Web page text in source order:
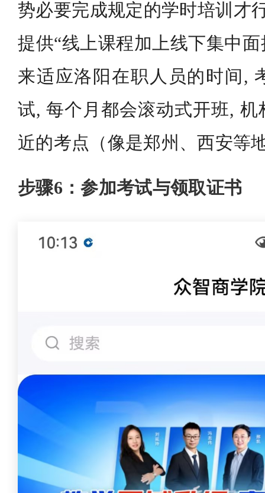
势必要完成规定的学时培训才
提供“线上课程加上线下集中
来适应洛阳在职人员的时间,
试, 每个月都会滚动式开班,
近的考点（像是郑州、西安等
步骤6：参加考试与领取证书